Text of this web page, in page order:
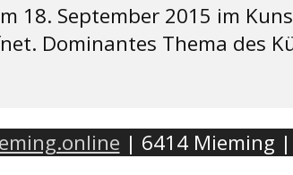
18. September 2015 im
Dominantes Thema des
| 6414 Mieming